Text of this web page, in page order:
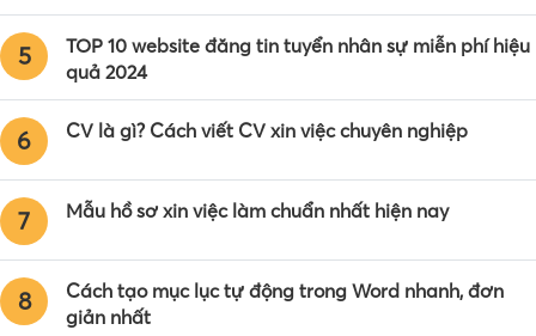
5
TOP 10 website đăng tin tuyển nhân sự miễn phí hiệu
quả 2024
6 CV là gì? Cách viết CV xin việc chuyên nghiệp
7 Mẫu hồ sơ xin việc làm chuẩn nhất hiện nay
8
Cách tạo mục lục tự động trong Word nhanh, đơn
giản nhất